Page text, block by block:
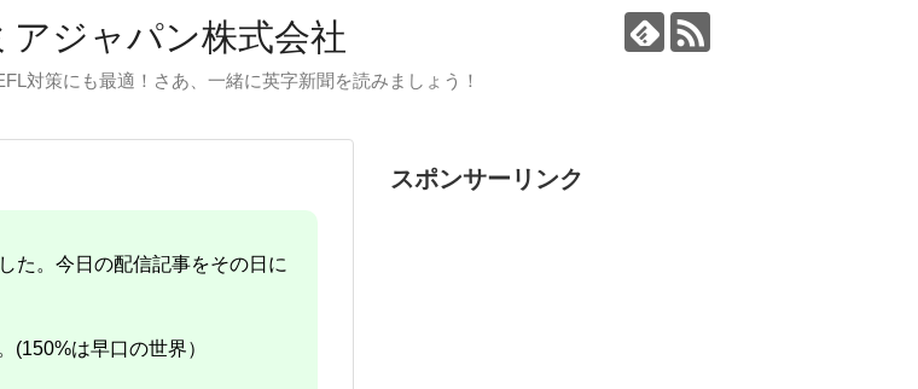
ジャパン株式会社
対策にも最適！さあ、一緒に英字新聞を読みましょう！
た。今日の配信記事をその日に
(150%は早口の世界）
スポンサーリンク